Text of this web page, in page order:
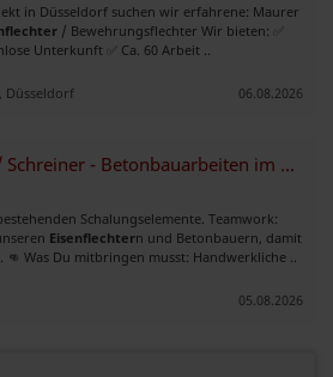
in Düsseldorf suchen wir erfahrene: Maurer
/ Bewehrungsflechter Wir bieten: ✅
Unterkunft ✅ Ca. 60 Arbeit ..
Düsseldorf 06.08.2026
Schalungszimmerer / Schreiner - Betonbauarbeiten im Fertigteilwerk
Schalungselemente. Teamwork:
Eisenflechtern und Betonbauern, damit
Was Du mitbringen musst: Handwerkliche ..
05.08.2026